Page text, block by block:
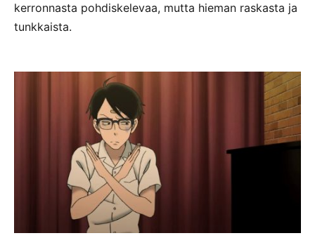
kerronnasta pohdiskelevaa, mutta hieman raskasta ja
tunkkaista.